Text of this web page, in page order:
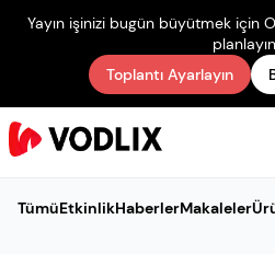
Yayın işinizi bugün büyütmek için
Toplantı Ayarlayın
TümüEtkinlikHaberlerMakaleler